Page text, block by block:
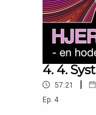
4. 4.
57:21 |
Ep. 4